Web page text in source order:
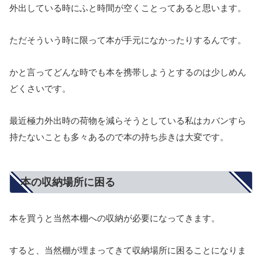
外出している時にふと時間が空くことってあると思います。
ただそういう時に限って本が手元になかったりするんです。
かと言ってどんな時でも本を携帯しようとするのは少しめん
どくさいです。
最近極力外出時の荷物を減らそうとしている私はカバンすら
持たないことも多々あるので本の持ち歩きは大変です。
本の収納場所に困る
本を買うと当然本棚への収納が必要になってきます。
すると、当然棚が埋まってきて収納場所に困ることになりま